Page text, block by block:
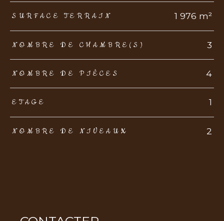
SURFACE TERRAIN 1 976 m²
NOMBRE DE CHAMBRE(S) 3
NOMBRE DE PIÈCES 4
ETAGE 1
NOMBRE DE NIVEAUX 2